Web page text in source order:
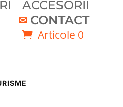
ACCESORII
CONTACT
Articole 0